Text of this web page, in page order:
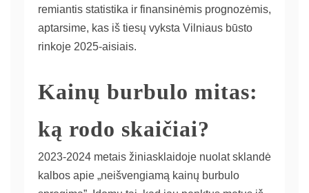
remiantis statistika ir finansinėmis prognozėmis,
aptarsime, kas iš tiesų vyksta Vilniaus būsto
rinkoje 2025-aisiais.
Kainų burbulo mitas:
ką rodo skaičiai?
2023-2024 metais žiniasklaidoje nuolat sklandė
kalbos apie „neišvengiamą kainų burbulo